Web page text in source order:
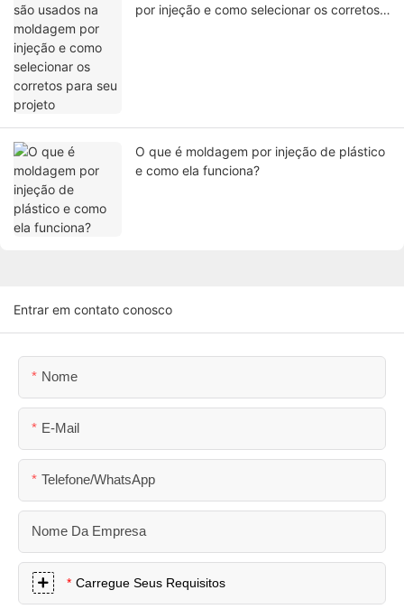
por injeção e como selecionar os corretos
O que é moldagem por injeção de plástico
e como ela funciona?
Entrar em contato conosco
Nome
E-Mail
Telefone/WhatsApp
Nome Da Empresa
Carregue Seus Requisitos